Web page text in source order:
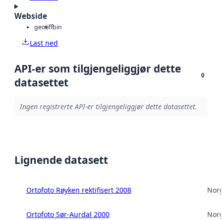
Webside
geotiffbin
Last ned
API-er som tilgjengeliggjør dette
datasettet
0
Ingen registrerte API-er tilgjengeliggjør dette datasettet.
Lignende datasett
Ortofoto Røyken rektifisert 2008
Ortofoto Sør-Aurdal 2000